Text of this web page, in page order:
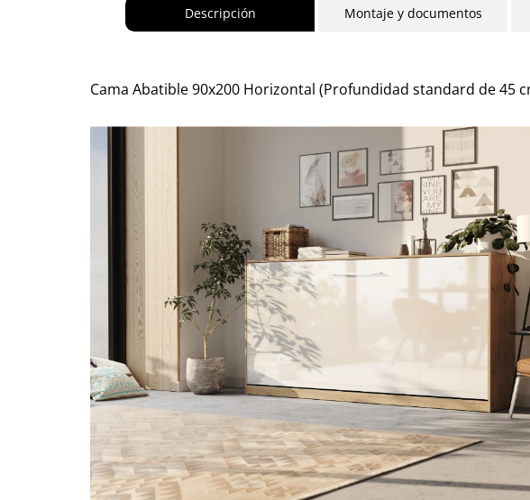
Descripción Montaje y documentos
Cama Abatible 90x200 Horizontal (Profundidad standard de 45